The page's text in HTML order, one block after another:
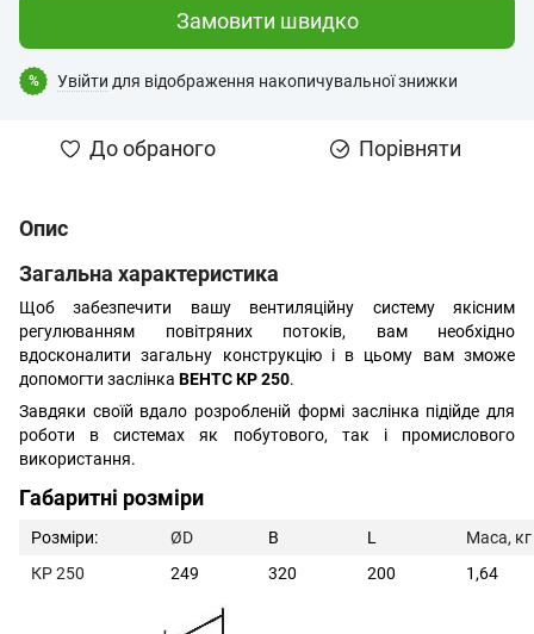
Замовити швидко
% Увійти для відображення накопичувальної знижки
До обраного Порівняти
Опис
Загальна характеристика
Щоб забезпечити вашу вентиляційну систему якісним
регулюванням повітряних потоків, вам необхідно
вдосконалити загальну конструкцію і в цьому вам зможе
допомогти заслінка ВЕНТС КР 250.
Завдяки своїй вдало розробленій формі заслінка підійде для
роботи в системах як побутового, так і промислового
використання.
Габаритні розміри
Розміри: ØD В L
Маса, кг
КР 250
249 320 200 1,64